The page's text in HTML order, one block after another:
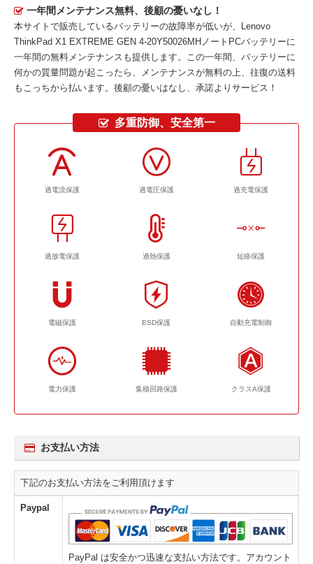
一年間メンテナンス無料、後顧の憂いなし！
本サイトで販売しているバッテリーの故障率が低いが、
Lenovo
ThinkPad X1 EXTREME GEN 4-20Y50026MHノートPCバッテリーに
一年間の無料メンテナンスも提供します。この一年間、バッテリーに
何かの質量問題が起こったら、メンテナンスが無料の上、往復の送料
もこっちから払います。後顧の憂いはなし、承諾よりサービス！
多重防御、安全第一
過電流保護 過電圧保護 過充電保護
過放電保護 過熱保護 短絡保護
電磁保護 ESD保護 自動充電制御
電力保護 集積回路保護 クラスA保護
お支払い方法
下記のお支払い方法をご利用頂けます
Paypal
PayPal は安全かつ迅速な支払い方法です。アカウント